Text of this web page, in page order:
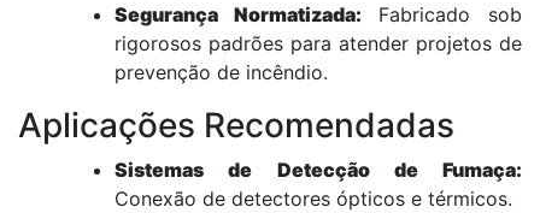
Segurança Normatizada: Fabricado sob
rigorosos padrões para atender projetos de
prevenção de incêndio.
Aplicações Recomendadas
Sistemas de Detecção de Fumaça:
Conexão de detectores ópticos e térmicos.